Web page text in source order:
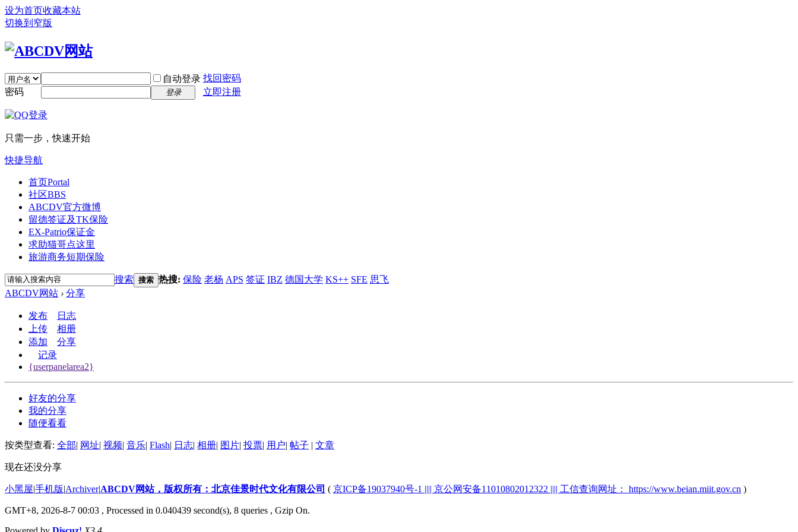
设为首页收藏本站
切换到窄版
自动登录 找回密码
密码
登录 立即注册
只需一步，快速开始
快捷导航
首页Portal
社区BBS
ABCDV官方微博
留德签证及TK保险
EX-Patrio保证金
求助猫哥点这里
旅游商务短期保险
搜索 搜索 热搜: 保险 老杨 APS 签证 IBZ 德国大学 KS++ SFE 思飞
ABCDV网站 › 分享
发布
日志
上传
相册
添加
分享
记录
{userpanelarea2}
好友的分享
我的分享
随便看看
按类型查看: 全部| 网址| 视频| 音乐| Flash| 日志| 相册| 图片| 投票| 用户| 帖子 | 文章
现在还没分享
小黑屋|手机版|Archiver|ABCDV网站，版权所有：北京佳景时代文化有限公司 ( 京ICP备19037940号-1 |||| 京公网安备11010802012322 |||| 工信查询网址： https://www.beian.miit.gov.cn )
GMT+8, 2026-8-7 00:03 , Processed in 0.040439 second(s), 8 queries , Gzip On.